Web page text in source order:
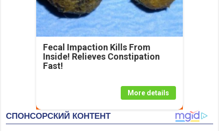
Fecal Impaction Kills From
Inside! Relieves Constipation
Fast!
More details